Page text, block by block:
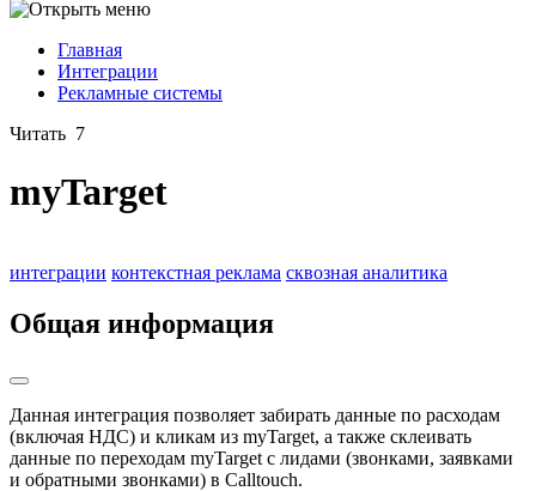
Главная
Интеграции
Рекламные системы
Читать 7
myTarget
интеграции контекстная реклама сквозная аналитика
Общая информация
Данная интеграция позволяет забирать данные по расходам
(включая НДС) и кликам из myTarget, а также склеивать
данные по переходам myTarget с лидами (звонками, заявками
и обратными звонками) в Calltouch.